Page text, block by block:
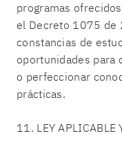
programas
el Decreto 1075 de
constancias de
oportunidades para
o perfeccionar
prácticas.
11. LEY APLICABLE